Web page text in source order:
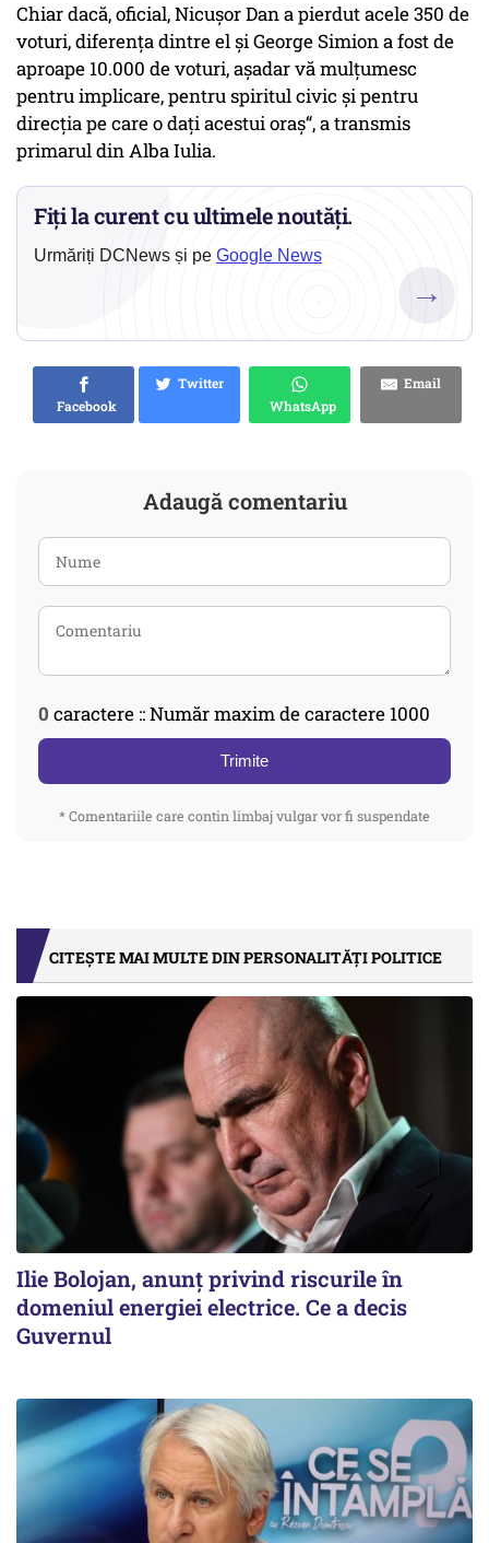
Chiar dacă, oficial, Nicușor Dan a pierdut acele 350 de
voturi, diferența dintre el și George Simion a fost de
aproape 10.000 de voturi, așadar vă mulțumesc
pentru implicare, pentru spiritul civic și pentru
direcția pe care o dați acestui oraș“, a transmis
primarul din Alba Iulia.
Fiți la curent cu ultimele noutăți.
Urmăriți DCNews și pe Google News
→
Facebook
Twitter
WhatsApp
Email
Adaugă comentariu
0 caractere :: Număr maxim de caractere 1000
Trimite
* Comentariile care contin limbaj vulgar vor fi suspendate
CITEȘTE MAI MULTE DIN PERSONALITĂȚI POLITICE
Ilie Bolojan, anunț privind riscurile în
domeniul energiei electrice. Ce a decis
Guvernul